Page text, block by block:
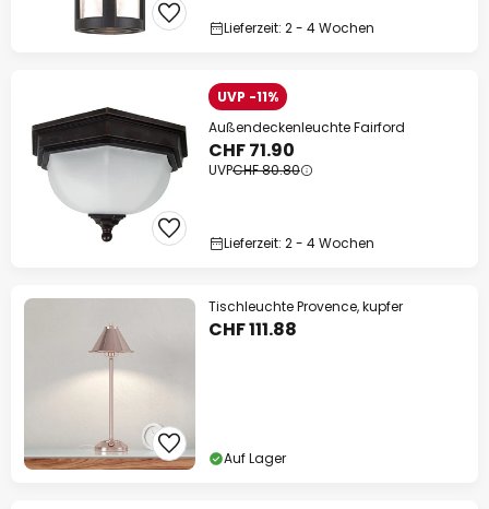
Lieferzeit: 2 - 4 Wochen
UVP -11%
Außendeckenleuchte Fairford
CHF 71.90
UVPCHF 80.80
Lieferzeit: 2 - 4 Wochen
Tischleuchte Provence, kupfer
CHF 111.88
Auf Lager